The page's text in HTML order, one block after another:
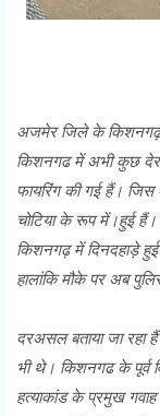
अजमेर जिले के किशनगढ़
किशनगढ में अभी कुछ देर
फायरिंग की गई हैं। जिस
चोटिया के रूप में।हुई हैं।
किशनगढ़ में दिनदहाड़े
हालांकि मौके पर अब
दरअसल बताया जा रहा
भी थे। किशनगढ के पूर्व
हत्याकांड के प्रमुख